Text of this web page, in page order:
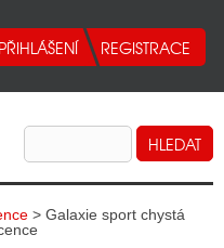
> Galaxie sport chystá